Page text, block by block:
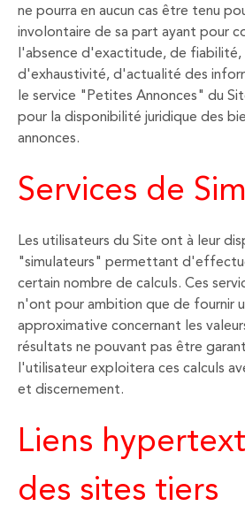
ne pourra en aucun cas être tenu
involontaire de sa part ayant pour
l'absence d'exactitude, de fiabilité,
d'exhaustivité, d'actualité des
le service "Petites Annonces" du
pour la disponibilité juridique des
annonces.
Services de
Les utilisateurs du Site ont à leur
"simulateurs" permettant
certain nombre de calculs. Ces
n'ont pour ambition que de fournir
approximative concernant les
résultats ne pouvant pas être
l'utilisateur exploitera ces calculs
et discernement.
Liens
des sites tiers